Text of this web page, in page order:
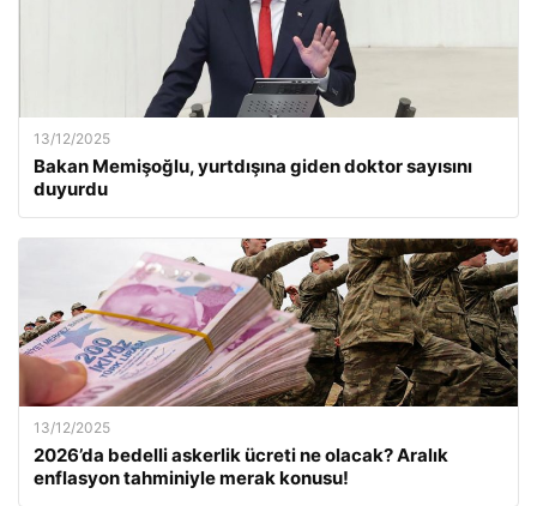
13/12/2025
Bakan Memişoğlu, yurtdışına giden doktor sayısını
duyurdu
13/12/2025
2026’da bedelli askerlik ücreti ne olacak? Aralık
enflasyon tahminiyle merak konusu!